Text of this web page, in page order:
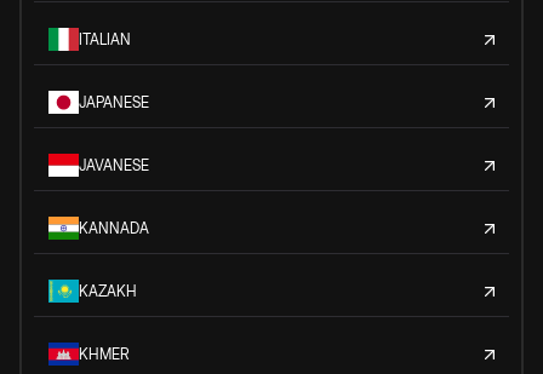
ITALIAN
JAPANESE
JAVANESE
KANNADA
KAZAKH
KHMER